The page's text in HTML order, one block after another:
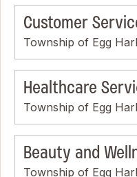
Customer
Township of Egg
Healthcare
Township of Egg
Beauty and
Township of Egg